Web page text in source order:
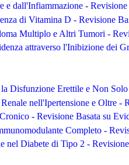
dall'Infiammazione - Revisione
di Vitamina D - Revisione
Multiplo e Altri Tumori -
attraverso l'Inibizione dei
Disfunzione Erettile e Non
nell'Ipertensione e Oltre -
- Revisione Basata su
Completo -
Diabete di Tipo 2 -